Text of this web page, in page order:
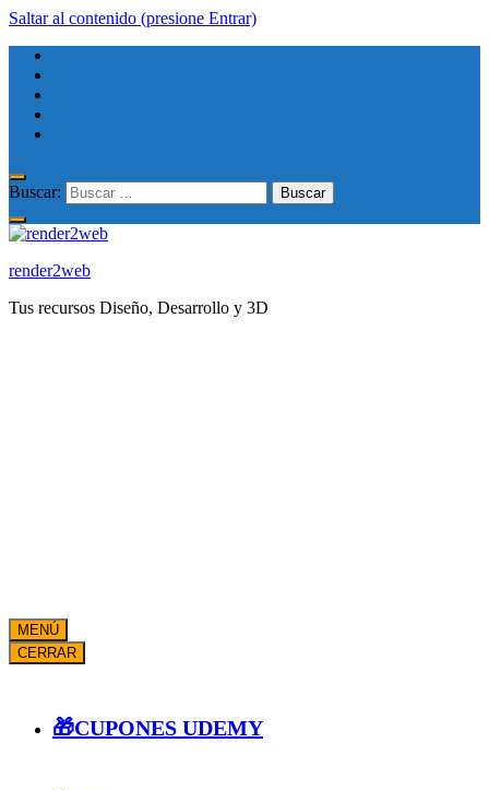
Saltar al contenido (presione Entrar)
Buscar:
render2web
Tus recursos Diseño, Desarrollo y 3D
MENÚ
CERRAR
🎁CUPONES UDEMY